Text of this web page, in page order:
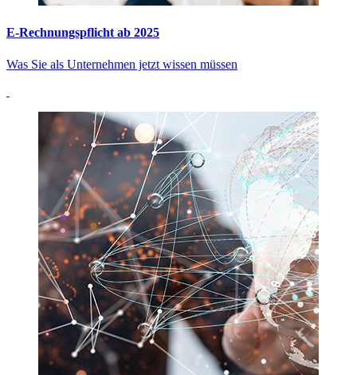
E-Rechnungspflicht ab 2025
Was Sie als Unternehmen jetzt wissen müssen